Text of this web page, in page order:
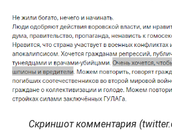
Скриншот комментария